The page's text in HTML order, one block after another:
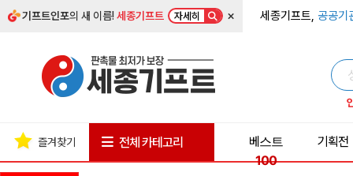
기프트인포의 새 이름!세종기프트 자세히 × 세종기프트, 공공기
즐겨찾기 전체 카테고리
베스트
100
기획전